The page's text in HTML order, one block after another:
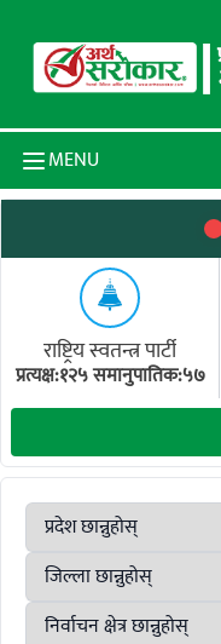
MENU
राष्ट्रिय स्वतन्त्र पार्टी
प्रत्यक्ष:१२५ समानुपातिक:५७